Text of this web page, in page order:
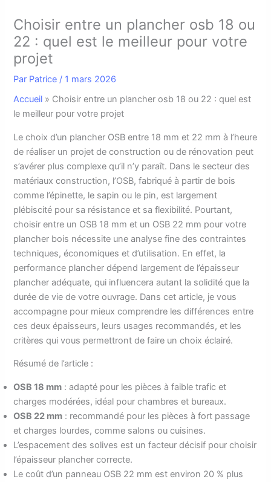
Choisir entre un plancher osb 18 ou
22 : quel est le meilleur pour votre
projet
Par Patrice / 1 mars 2026
Accueil » Choisir entre un plancher osb 18 ou 22 : quel est
le meilleur pour votre projet
Le choix d’un plancher OSB entre 18 mm et 22 mm à l’heure
de réaliser un projet de construction ou de rénovation peut
s’avérer plus complexe qu’il n’y paraît. Dans le secteur des
matériaux construction, l’OSB, fabriqué à partir de bois
comme l’épinette, le sapin ou le pin, est largement
plébiscité pour sa résistance et sa flexibilité. Pourtant,
choisir entre un OSB 18 mm et un OSB 22 mm pour votre
plancher bois nécessite une analyse fine des contraintes
techniques, économiques et d’utilisation. En effet, la
performance plancher dépend largement de l’épaisseur
plancher adéquate, qui influencera autant la solidité que la
durée de vie de votre ouvrage. Dans cet article, je vous
accompagne pour mieux comprendre les différences entre
ces deux épaisseurs, leurs usages recommandés, et les
critères qui vous permettront de faire un choix éclairé.
Résumé de l’article :
OSB 18 mm : adapté pour les pièces à faible trafic et
charges modérées, idéal pour chambres et bureaux.
OSB 22 mm : recommandé pour les pièces à fort passage
et charges lourdes, comme salons ou cuisines.
L’espacement des solives est un facteur décisif pour choisir
l’épaisseur plancher correcte.
Le coût d’un panneau OSB 22 mm est environ 20 % plus